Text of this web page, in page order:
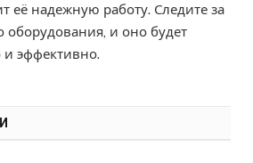
её надежную работу. Следите за
оборудования, и оно будет
и эффективно.